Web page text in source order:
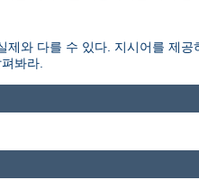
와 다를 수 있다. 지시어를 제공
봐라.